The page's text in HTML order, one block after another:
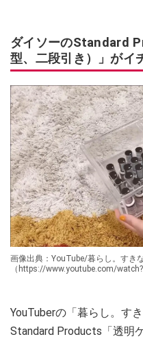
ダイソーのStandard
型、二段引き）」がイ
画像出典：YouTube/暮らし。すき
（https://www.youtube.com/
YouTuberの「暮らし。す
Standard Products「透明